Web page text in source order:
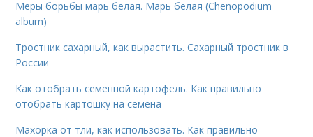
Меры борьбы марь белая. Марь белая (Chenopodium
album)
Тростник сахарный, как вырастить. Сахарный тростник в
России
Как отобрать семенной картофель. Как правильно
отобрать картошку на семена
Махорка от тли, как использовать. Как правильно